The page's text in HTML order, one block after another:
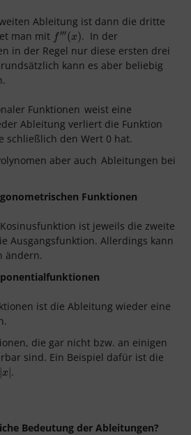
Ableitung ist dann die dritte
man mit f′′′(x)
f‴(x)
. In der
in der Regel nur diese ersten drei
kann es aber beliebig
Funktionen weist eine
Ableitung verliert die Funktion
schließlich den Wert 0 hat.
aber auch Ableitungen bei
Funktionen
ist jeweils die zweite
Ausgangsfunktion. Allerdings kann
ändern.
ist die Ableitung wieder eine
die gar nicht bzw. an einigen
sind. Ein Beispiel dafür ist die
x .
Bedeutung der Ableitungen?